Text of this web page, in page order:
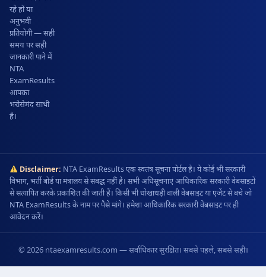
रहे हों या
अनुभवी
प्रतियोगी — सही
समय पर सही
जानकारी पाने में
NTA
ExamResults
आपका
भरोसेमंद साथी
है।
Disclaimer: NTA ExamResults एक स्वतंत्र सूचना पोर्टल है। ये कोई भी सरकारी
विभाग, भर्ती बोर्ड या मंत्रालय से संबद्ध नहीं है। सभी अधिसूचनाएं आधिकारिक सरकारी वेबसाइटों
से सत्यापित करके प्रकाशित की जाती हैं। किसी भी धोखाधड़ी वाली वेबसाइट या एजेंट से बचे जो
NTA ExamResults के नाम पर पैसे मांगे। हमेशा आधिकारिक सरकारी वेबसाइट पर ही
आवेदन करें।
© 2026 ntaexamresults.com — सर्वाधिकार सुरक्षित। सबसे पहले, सबसे सही।